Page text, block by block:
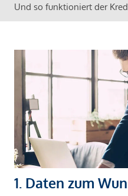
Und so funktioniert der
1. Daten zum